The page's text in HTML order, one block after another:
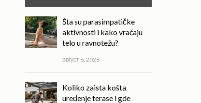
Šta su parasimpatičke
aktivnosti i kako vraćaju
telo u ravnotežu?
август 6, 2026
Koliko zaista košta
uređenje terase i gde